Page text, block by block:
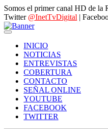
Somos el primer canal HD de la
Twitter @InetTvDigital |
INICIO
NOTICIAS
ENTREVISTAS
COBERTURA
CONTACTO
SEÑAL ONLINE
YOUTUBE
FACEBOOK
TWITTER